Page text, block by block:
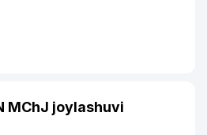
MChJ joylashuvi